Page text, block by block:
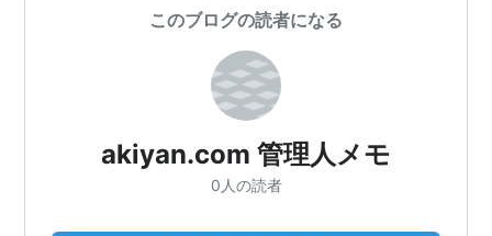
このブログの読者になる
akiyan.com 管理人メモ
0人の読者